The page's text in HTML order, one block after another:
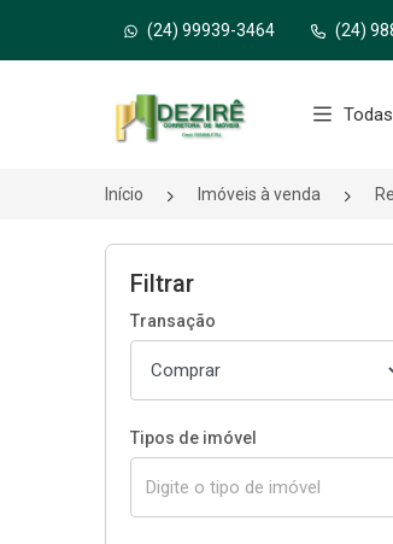
(24) 99939-3464 (24)
Página inicial
Início Imóveis à venda
Filtrar
Transação
Tipos de imóvel